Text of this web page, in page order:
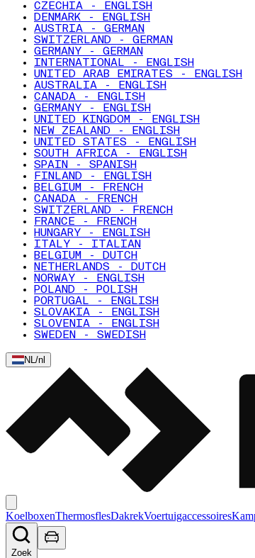
CZECHIA - ENGLISH
DENMARK - ENGLISH
AUSTRIA - GERMAN
SWITZERLAND - GERMAN
GERMANY - GERMAN
INTERNATIONAL - ENGLISH
UNITED ARAB EMIRATES - ENGLISH
AUSTRALIA - ENGLISH
CANADA - ENGLISH
GERMANY - ENGLISH
UNITED KINGDOM - ENGLISH
NEW ZEALAND - ENGLISH
UNITED STATES - ENGLISH
SOUTH AFRICA - ENGLISH
SPAIN - SPANISH
FINLAND - ENGLISH
BELGIUM - FRENCH
CANADA - FRENCH
SWITZERLAND - FRENCH
FRANCE - FRENCH
HUNGARY - ENGLISH
ITALY - ITALIAN
BELGIUM - DUTCH
NETHERLANDS - DUTCH
NORWAY - ENGLISH
POLAND - POLISH
PORTUGAL - ENGLISH
SLOVAKIA - ENGLISH
SLOVENIA - ENGLISH
SWEDEN - SWEDISH
NL/nl
KoelboxenThermosflesDakrekVoertuigaccessoires
Zoek